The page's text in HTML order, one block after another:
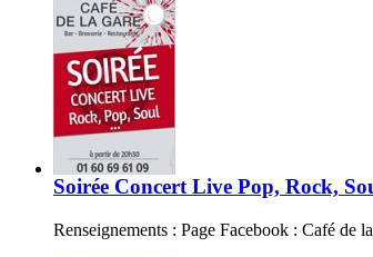
Soirée Concert Live Pop, Rock,
Renseignements : Page Facebook : Café de